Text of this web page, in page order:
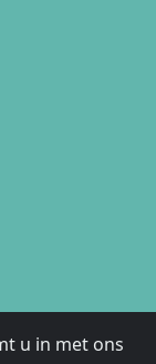
u in met ons